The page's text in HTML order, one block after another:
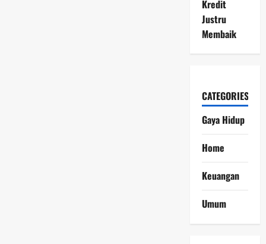
Kredit
Justru
Membaik
CATEGORIES
Gaya Hidup
Home
Keuangan
Umum